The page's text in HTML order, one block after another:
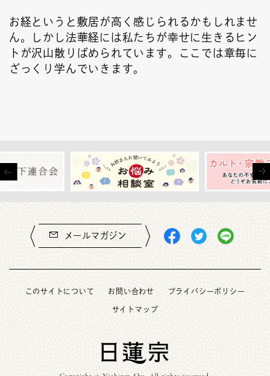
お経というと敷居が高く感じられるかもしれませ
ん。しかし法華経には私たちが幸せに生きるヒン
トが沢山散りばめられています。ここでは章毎に
ざっくり学んでいきます。
メールマガジン
このサイトについて お問い合わせ プライバシーポリシー
サイトマップ